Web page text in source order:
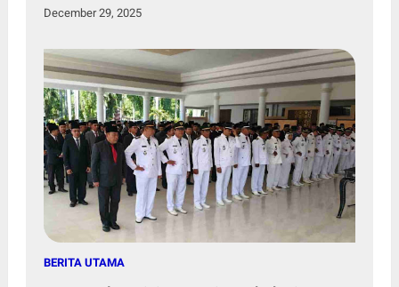
Penduduk Kecamatan Sakra Timur
December 29, 2025
BERITA UTAMA